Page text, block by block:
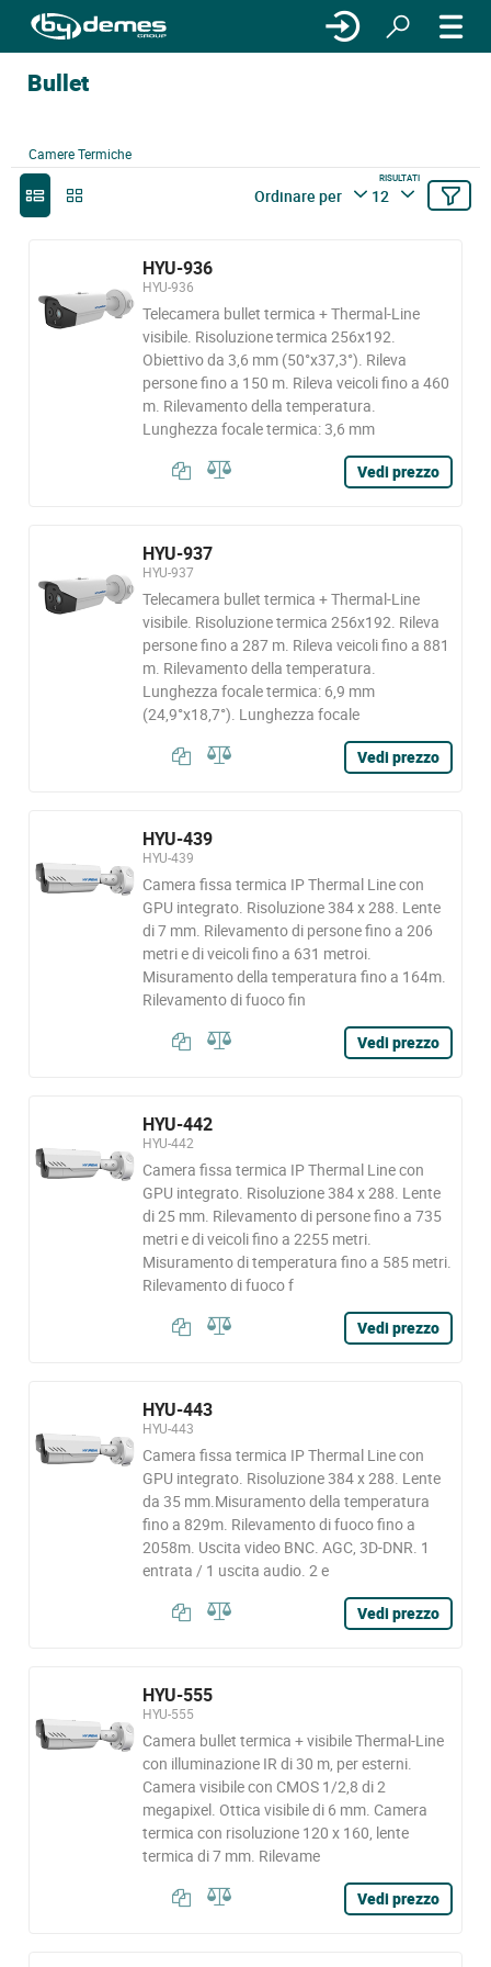
Bullet
Camere Termiche
Ordinare per
RISULTATI
12
HYU-936
HYU-936
Telecamera bullet termica + Thermal-Line
visibile. Risoluzione termica 256x192.
Obiettivo da 3,6 mm (50°x37,3°). Rileva
persone fino a 150 m. Rileva veicoli fino a 460
m. Rilevamento della temperatura.
Lunghezza focale termica: 3,6 mm
Vedi prezzo
HYU-937
HYU-937
Telecamera bullet termica + Thermal-Line
visibile. Risoluzione termica 256x192. Rileva
persone fino a 287 m. Rileva veicoli fino a 881
m. Rilevamento della temperatura.
Lunghezza focale termica: 6,9 mm
(24,9°x18,7°). Lunghezza focale
Vedi prezzo
HYU-439
HYU-439
Camera fissa termica IP Thermal Line con
GPU integrato. Risoluzione 384 x 288. Lente
di 7 mm. Rilevamento di persone fino a 206
metri e di veicoli fino a 631 metroi.
Misuramento della temperatura fino a 164m.
Rilevamento di fuoco fin
Vedi prezzo
HYU-442
HYU-442
Camera fissa termica IP Thermal Line con
GPU integrato. Risoluzione 384 x 288. Lente
di 25 mm. Rilevamento di persone fino a 735
metri e di veicoli fino a 2255 metri.
Misuramento di temperatura fino a 585 metri.
Rilevamento di fuoco f
Vedi prezzo
HYU-443
HYU-443
Camera fissa termica IP Thermal Line con
GPU integrato. Risoluzione 384 x 288. Lente
da 35 mm.Misuramento della temperatura
fino a 829m. Rilevamento di fuoco fino a
2058m. Uscita video BNC. AGC, 3D-DNR. 1
entrata / 1 uscita audio. 2 e
Vedi prezzo
HYU-555
HYU-555
Camera bullet termica + visibile Thermal-Line
con illuminazione IR di 30 m, per esterni.
Camera visibile con CMOS 1/2,8 di 2
megapixel. Ottica visibile di 6 mm. Camera
termica con risoluzione 120 x 160, lente
termica di 7 mm. Rilevame
Vedi prezzo